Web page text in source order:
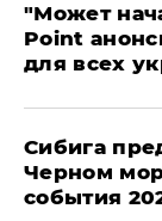
"Может
Point
для всех
Сибига
Черном
события